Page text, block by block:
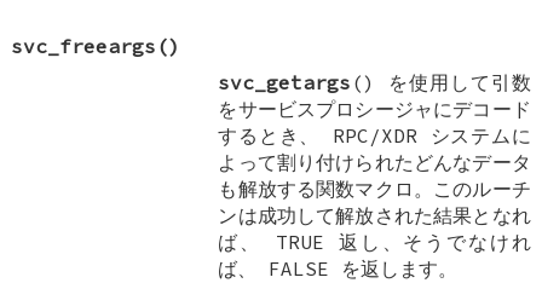
svc_freeargs ()
svc_getargs () を使用して引数
をサービスプロシージャにデコード
するとき、 RPC/XDR システムに
よって割り付けられたどんなデータ
も解放する関数マクロ。このルーチ
ンは成功して解放された結果となれ
ば、 TRUE 返し、そうでなけれ
ば、 FALSE を返します。